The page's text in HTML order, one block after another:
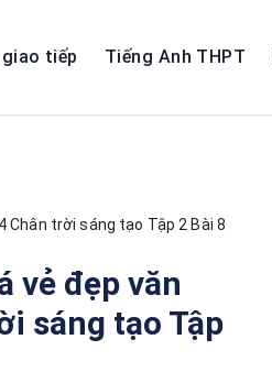
tiếp Tiếng Anh THPT
Chân trời sáng tạo Tập 2 Bài 8
vẻ đẹp văn
sáng tạo Tập